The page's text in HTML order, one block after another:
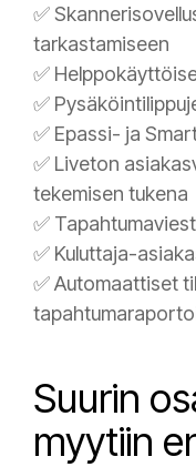
✅
tarkastamiseen
✅
✅
✅ Epassi- ja
✅ Liveton
tekemisen tukena
✅
✅ Kuluttaja-
✅ Automaattiset
Suurin
myytiin